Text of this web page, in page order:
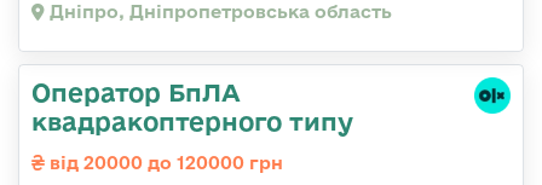
Дніпро, Дніпропетровська область
Оператор БпЛА
квадракоптерного типу
від 20000 до 120000 грн